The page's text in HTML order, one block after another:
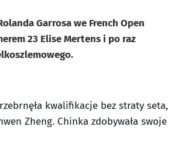
Garrosa we French Open
23 Elise Mertens i po raz
kwalifikacje bez straty seta,
Zheng. Chinka zdobywała swoje